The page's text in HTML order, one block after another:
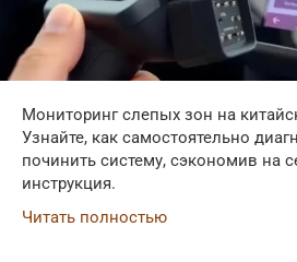
Мониторинг слепых зон на
Узнайте, как самостоятельно
починить систему, сэкономив на
инструкция.
Читать полностью